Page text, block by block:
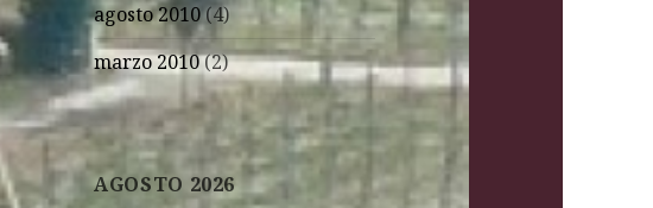
agosto 2010(4)
marzo 2010(2)
AGOSTO 2026